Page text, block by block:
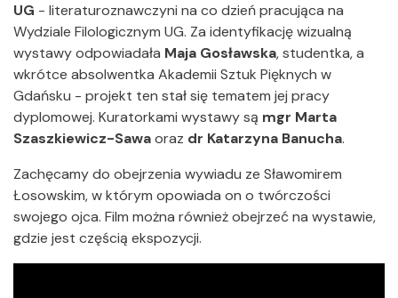
UG - literaturoznawczyni na co dzień pracująca na
Wydziale Filologicznym UG. Za identyfikację wizualną
wystawy odpowiadała Maja Gosławska, studentka, a
wkrótce absolwentka Akademii Sztuk Pięknych w
Gdańsku - projekt ten stał się tematem jej pracy
dyplomowej. Kuratorkami wystawy są mgr Marta
Szaszkiewicz-Sawaoraz dr Katarzyna Banucha.
Zachęcamy do obejrzenia wywiadu ze Sławomirem
Łosowskim, w którym opowiada on o twórczości
swojego ojca. Film można również obejrzeć na wystawie,
gdzie jest częścią ekspozycji.